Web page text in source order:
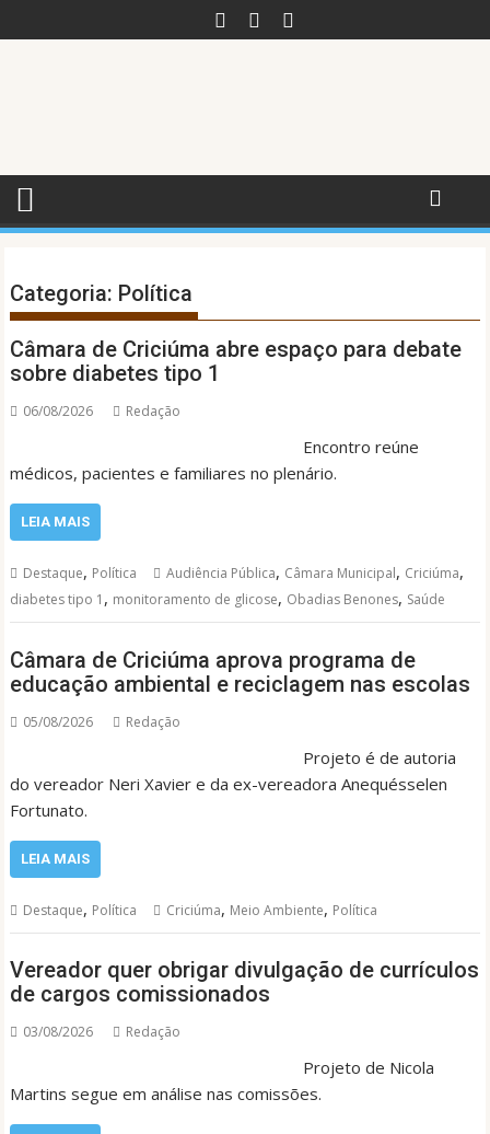
to
Categoria: Política
Câmara de Criciúma abre espaço para debate
sobre diabetes tipo 1
06/08/2026 Redação
Encontro reúne
médicos, pacientes e familiares no plenário.
LEIA MAIS
Destaque, Política Audiência Pública, Câmara Municipal, Criciúma,
diabetes tipo 1 , monitoramento de glicose, Obadias Benones, Saúde
Câmara de Criciúma aprova programa de
educação ambiental e reciclagem nas escolas
05/08/2026 Redação
Projeto é de autoria
do vereador Neri Xavier e da ex-vereadora Anequésselen
Fortunato.
LEIA MAIS
Destaque, Política Criciúma, Meio Ambiente, Política
Vereador quer obrigar divulgação de currículos
de cargos comissionados
03/08/2026 Redação
Projeto de Nicola
Martins segue em análise nas comissões.